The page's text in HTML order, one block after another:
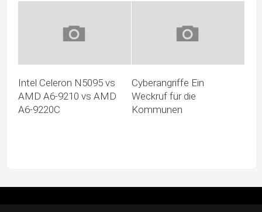
Intel Celeron N5095 vs
AMD A6-9210 vs AMD
A6-9220C
Cyberangriffe Ein
Weckruf für die
Kommunen